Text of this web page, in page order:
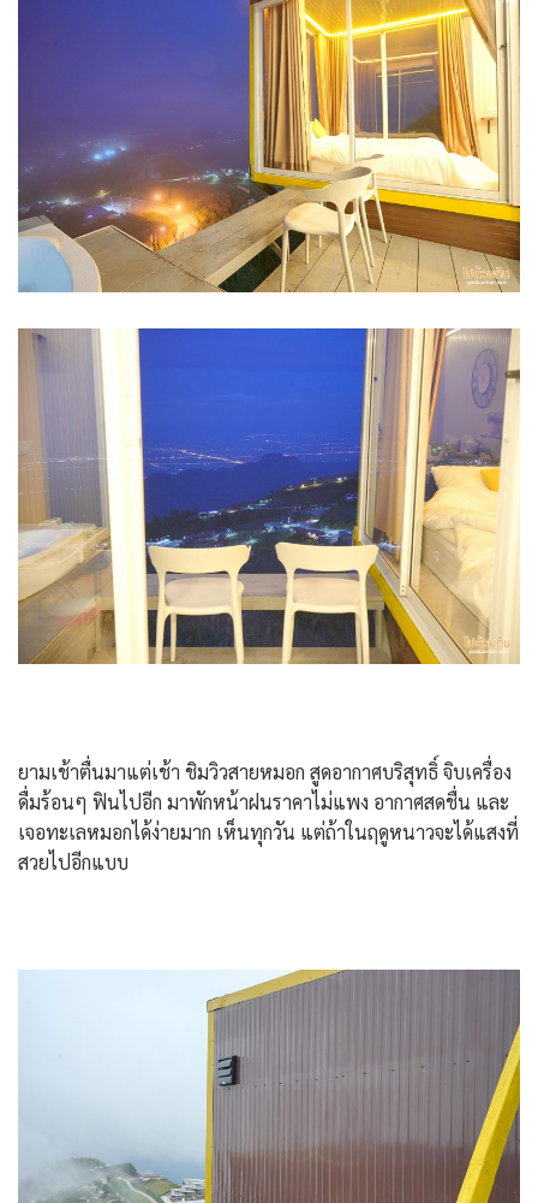
ยามเช้าตื่นมาแต่เช้า ชิมวิวสายหมอก สูดอากาศบริสุทธิ์ จิบเครื่อง
ดื่มร้อนๆ ฟินไปอีก มาพักหน้าฝนราคาไม่แพง อากาศสดชื่น และ
เจอทะเลหมอกได้ง่ายมาก เห็นทุกวัน แต่ถ้าในฤดูหนาวจะได้แสงที่
สวยไปอีกแบบ